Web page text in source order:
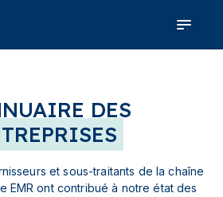
DES
et sous-traitants de la chaîne
EMR ont contribué à notre état des